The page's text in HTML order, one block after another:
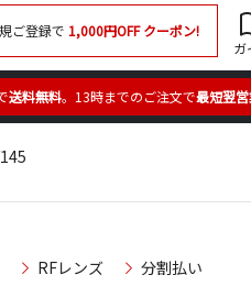
ご登録で 1,000円OFFクーポン!
ガ
送料無料。13時までのご注文で最短翌
RFレンズ
分割払い